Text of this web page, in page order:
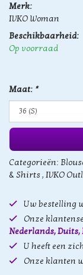
Merk:
IVKO Woman
Beschikbaarheid:
Op voorraad
Maat: *
Categorieën:
& Shirts, IVKO
Uw bestelling
Onze
Nederlands, Duits,
U heeft een
Onze klanten